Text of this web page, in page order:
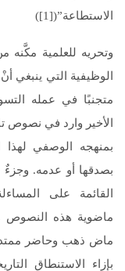
الاستطاعة”([1])
وتحريه للعلمية مكَّنه
الوظيفية التي ينبغي
متجنبًا في عمله
الأخير وارد في نصوص
بمنهجه الوصفي لهذا
بصدقها أو عدمه. وجزءٌ
القائمة على
ماضوية هذه النصوص
ماض ذهب وحاضر ممتد
بإزاء الاستنطاق